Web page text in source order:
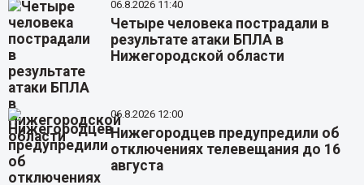
06.8.2026 11:40
Четыре человека пострадали в
результате атаки БПЛА в
Нижегородской области
06.8.2026 12:00
Нижегородцев предупредили об
отключениях телевещания до 16
августа